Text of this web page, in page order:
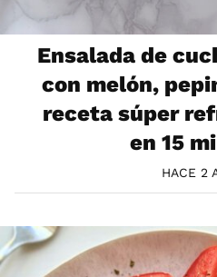
Ensalada de
con melón,
receta súper
en 15
HACE 2